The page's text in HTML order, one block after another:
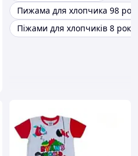
Пижама для хлопчика 98
Піжами для хлопчиків 8 років